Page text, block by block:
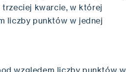
trzeciej kwarcie, w której
liczby punktów w jednej